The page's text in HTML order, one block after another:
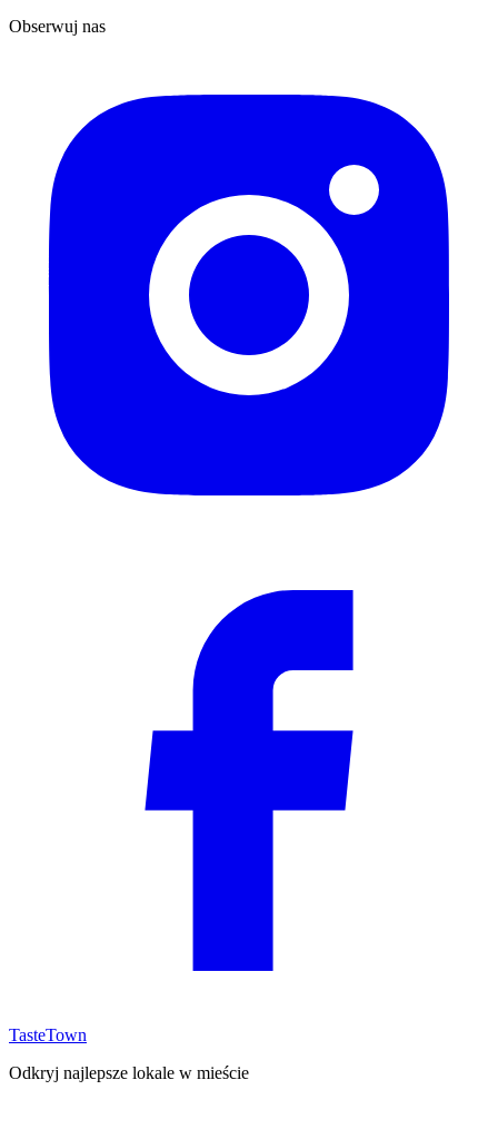
Obserwuj nas
TasteTown
Odkryj najlepsze lokale w mieście